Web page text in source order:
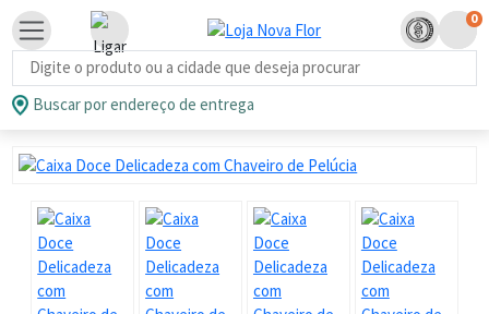
Busca de produtos
0
Buscar por endereço de entrega